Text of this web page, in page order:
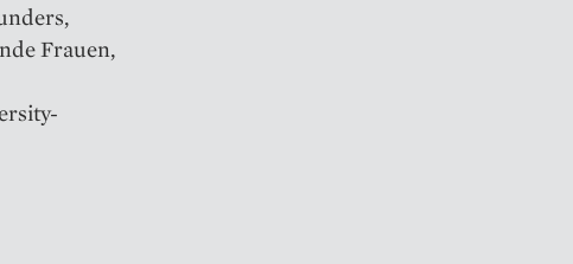
Frauen,